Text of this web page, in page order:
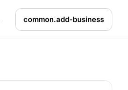
common.add-business